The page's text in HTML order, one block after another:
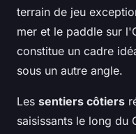
terrain de jeu
mer et le paddle sur
constitue un cadre
sous un autre angle.
Les sentiers côtiers
saisissants le long du